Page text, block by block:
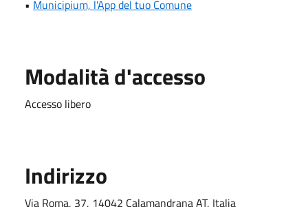
• Municipium, l'App del tuo Comune
Modalità d'accesso
Accesso libero
Indirizzo
Via Roma, 37, 14042 Calamandrana AT, Italia